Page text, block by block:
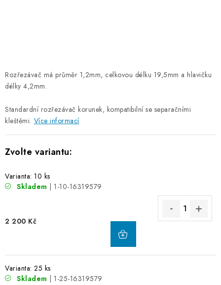
Rozřezávač má průměr 1,2mm, celkovou délku 19,5mm a hlavičku
délky 4,2mm.
Standardní rozřezávač korunek, kompatibilní se separačními
kleštěmi. Více informací
Varianta: 10 ks
Skladem
| 1-10-16319579
2 200 Kč
Varianta: 25 ks
Skladem
| 1-25-16319579